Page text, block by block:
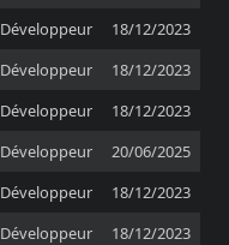
Développeur
18/12/2023
Développeur
18/12/2023
Développeur
18/12/2023
Développeur
20/06/2025
Développeur
18/12/2023
Développeur
18/12/2023